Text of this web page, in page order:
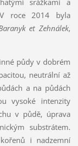
srážkami a
roce 2014 byla
et Zehnálek,
půdy v dobrém
neutrální až
a na půdách
vysoké intenzity
v půdě, úprava
substrátem.
i nadzemní